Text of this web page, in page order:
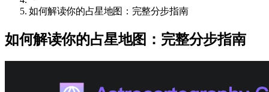
如何解读你的占星地图：完整分步指南
如何解读你的占星地图：完整分步指南